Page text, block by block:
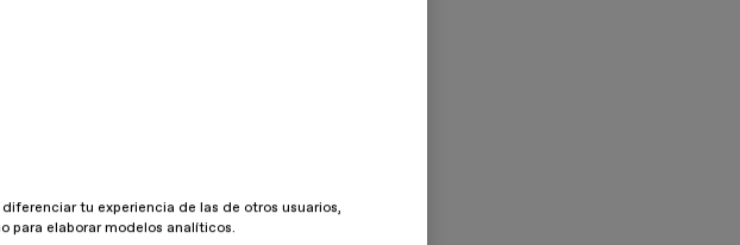
tu experiencia de las de otros usuarios,
para elaborar modelos analíticos.